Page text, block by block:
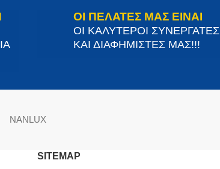
ΟΙ ΠΕΛΑΤΕΣ ΜΑΣ ΕΙΝΑΙ
ΟΙ ΚΑΛΥΤΕΡΟΙ ΣΥΝΕΡΓΑΤΕΣ
ΚΑΙ ΔΙΑΦΗΜΙΣΤΕΣ ΜΑΣ!!!
NANLUX
SITEMAP